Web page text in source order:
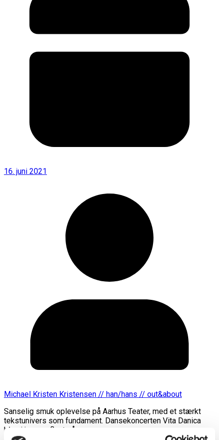
16. juni 2021
Michael Kristen Kristensen // han/hans // out&about
Sanselig smuk oplevelse på Aarhus Teater, med et stærkt
tekstunivers som fundament. Dansekoncerten Vita Danica
blev i januar aflyst på